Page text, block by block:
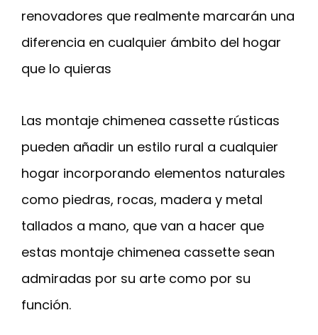
renovadores que realmente marcarán una
diferencia en cualquier ámbito del hogar
que lo quieras
Las montaje chimenea cassette rústicas
pueden añadir un estilo rural a cualquier
hogar incorporando elementos naturales
como piedras, rocas, madera y metal
tallados a mano, que van a hacer que
estas montaje chimenea cassette sean
admiradas por su arte como por su
función.